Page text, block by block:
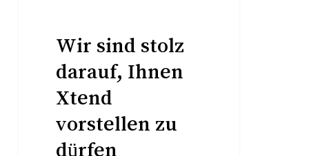
Wir sind stolz
darauf, Ihnen
Xtend
vorstellen zu
dürfen